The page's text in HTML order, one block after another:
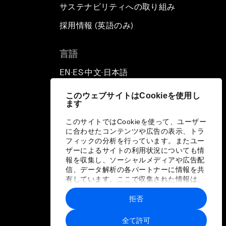
このウェブサイトはCookieを使用し
ます
このサイトではCookieを使って、ユーザー
に合わせたコンテンツや広告の表示、トラ
フィックの分析を行っています。またユー
ザーによるサイトの利用状況についても情
報を収集し、ソーシャルメディアや広告配
信、データ解析の各パートナーに情報を共
有しています。ここで収集された情報は、
ユーザーが各パートナーに提供した他の情
報や各パートナーのサービスを使用した際
に収集された情報と組み合わされ、各パー
トナーによって使用されることがありま
全て許可
拒否
サステナビリティへの取り組み
採用情報 (英語のみ)
言語
EN ▪ ES▪中文▪ 日本語